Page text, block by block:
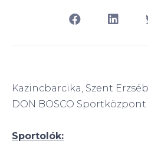
Kazincbarcika, Szent
DON BOSCO Sportközpont
Sportolók: